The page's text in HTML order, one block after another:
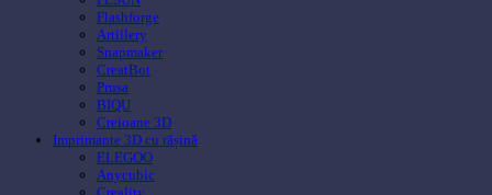
Flashforge
Artillery
Snapmaker
CreatBot
Prusa
BIQU
Creioane 3D
Imprimante 3D cu rășină
ELEGOO
Anycubic